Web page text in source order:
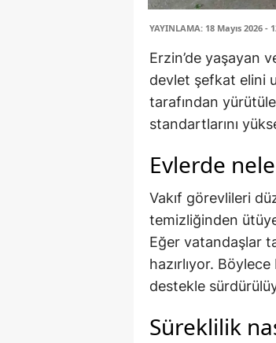
YAYINLAMA: 18 Mayıs 2026 -
Erzin’de yaşayan
devlet şefkat elini
tarafından
standartlarını
Evlerde
Vakıf görevlileri
temizliğinden
Eğer vatandaşlar
hazırlıyor.
destekle
Süreklilik